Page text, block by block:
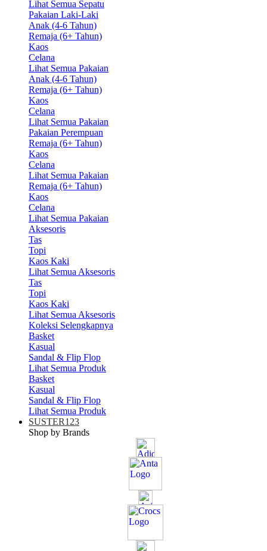
Lihat Semua Sepatu
Pakaian Laki-Laki
Anak (4-6 Tahun)
Remaja (6+ Tahun)
Kaos
Celana
Lihat Semua Pakaian
Anak (4-6 Tahun)
Remaja (6+ Tahun)
Kaos
Celana
Lihat Semua Pakaian
Pakaian Perempuan
Remaja (6+ Tahun)
Kaos
Celana
Lihat Semua Pakaian
Remaja (6+ Tahun)
Kaos
Celana
Lihat Semua Pakaian
Aksesoris
Tas
Topi
Kaos Kaki
Lihat Semua Aksesoris
Tas
Topi
Kaos Kaki
Lihat Semua Aksesoris
Koleksi Selengkapnya
Basket
Kasual
Sandal & Flip Flop
Lihat Semua Produk
Basket
Kasual
Sandal & Flip Flop
Lihat Semua Produk
SUSTER123
Shop by Brands